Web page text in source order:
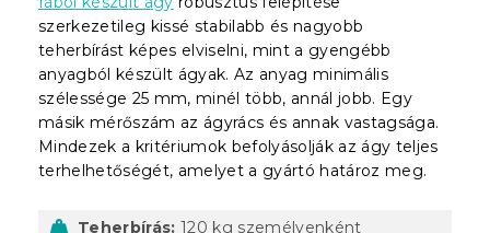
szerkezetileg kissé stabilabb és nagyobb
teherbírást képes elviselni, mint a gyengébb
anyagból készült ágyak. Az anyag minimális
szélessége 25 mm, minél több, annál jobb. Egy
másik mérőszám az ágyrács és annak vastagsága.
Mindezek a kritériumok befolyásolják az ágy teljes
terhelhetőségét, amelyet a gyártó határoz meg.
Teherbírás: 120 kg személyenként